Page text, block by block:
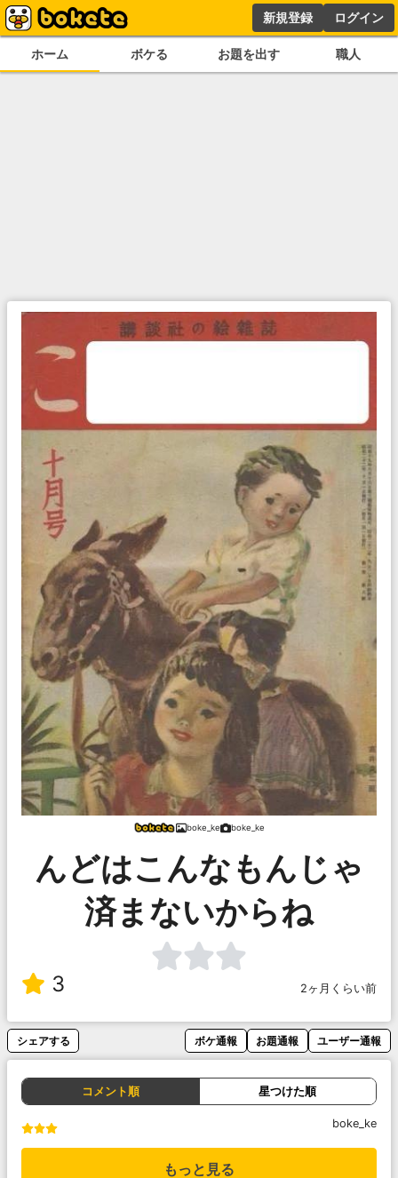
新規登録 ログイン
ホーム ボケる お題を出す 職人
boke_ke boke_ke
んどはこんなもんじゃ
済まないからね
3 2ヶ月くらい前
シェアする ボケ通報 お題通報 ユーザー通報
コメント順 星つけた順
boke_ke
もっと見る